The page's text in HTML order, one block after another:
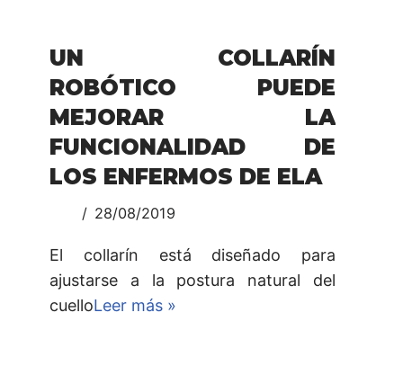
UN COLLARÍN
ROBÓTICO PUEDE
MEJORAR LA
FUNCIONALIDAD DE
LOS ENFERMOS DE ELA
28/08/2019
El collarín está diseñado para
ajustarse a la postura natural del
cuelloLeer más »